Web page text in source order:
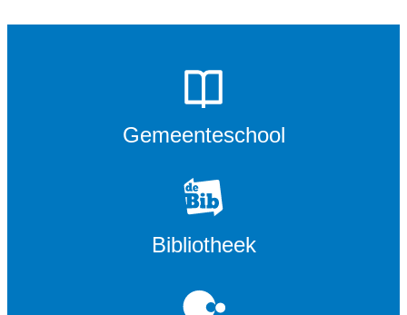
Gemeenteschool
Bibliotheek